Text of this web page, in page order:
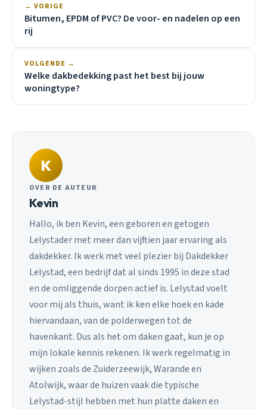
← VORIGE
Bitumen, EPDM of PVC? De voor- en nadelen op een
rij
VOLGENDE →
Welke dakbedekking past het best bij jouw
woningtype?
K
OVER DE AUTEUR
Kevin
Hallo, ik ben Kevin, een geboren en getogen
Lelystader met meer dan vijftien jaar ervaring als
dakdekker. Ik werk met veel plezier bij Dakdekker
Lelystad, een bedrijf dat al sinds 1995 in deze stad
en de omliggende dorpen actief is. Lelystad voelt
voor mij als thuis, want ik ken elke hoek en kade
hiervandaan, van de polderwegen tot de
havenkant. Dus als het om daken gaat, kun je op
mijn lokale kennis rekenen. Ik werk regelmatig in
wijken zoals de Zuiderzeewijk, Warande en
Atolwijk, waar de huizen vaak die typische
Lelystad-stijl hebben met hun platte daken en